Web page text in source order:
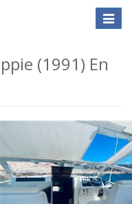
Toggle
(1991) En